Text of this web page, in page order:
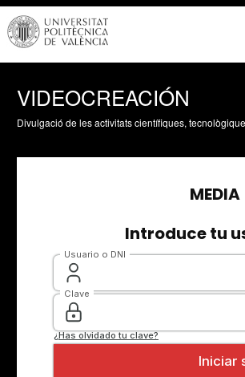
VIDEOCREACIÓN
Divulgació de les activitats científiques,